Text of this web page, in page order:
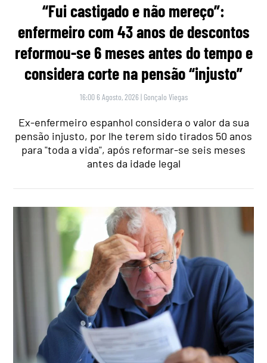
“Fui castigado e não mereço”:
enfermeiro com 43 anos de descontos
reformou-se 6 meses antes do tempo e
considera corte na pensão “injusto”
16:00 6 Agosto, 2026 | Gonçalo Viegas
Ex-enfermeiro espanhol considera o valor da sua
pensão injusto, por lhe terem sido tirados 50 anos
para "toda a vida", após reformar-se seis meses
antes da idade legal